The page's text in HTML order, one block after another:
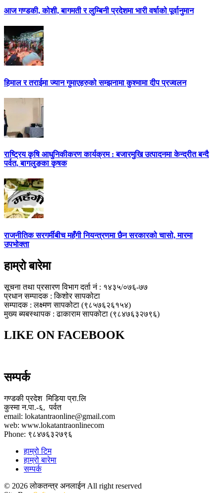
आज गण्डकी, कोशी, बागमती र लुम्बिनी प्रदेशमा भारी वर्षाको पूर्वानुमान
हिमाल र तराईमा ज्यान गुमाएहरुको सम्झनामा कुश्मामा दीप प्रज्वलन
राष्ट्रिय कृषि आधुनिकीकरण कार्यक्रम : बजारमुखि उत्पादनमा केन्द्रीत बन्दै
पर्वत, बागलुङका कृषक
राजनीतिक सरगर्मीबीच महँगी नियन्त्रणमा छैन सरकारको चासो, मारमा
उपभोक्ता
हाम्रो बारेमा
सूचना तथा प्रसारण विभाग दर्ता नं : १४३५/०७६-७७
प्रधान सम्पादक : किशोर सापकोटा
सम्पादक : लक्ष्मण सापकोटा (९८५७६२६१५४)
मुख्य ब्यबस्थापक : ढाकाराम सापकोटा (९८४७६३२७९६)
LIKE ON FACEBOOK
सम्पर्क
गण्डकी प्रदेश मिडिया प्रा.लि
कुस्मा न.पा.-६, पर्वत
email: lokatantraonline@gmail.com
web: www.lokatantraonlinecom
Phone: ९८४७६३२७९६
हाम्रो टिम
हाम्रो बारेमा
सम्पर्क
© 2026 लोकतन्त्र अनलाईन All right reserved